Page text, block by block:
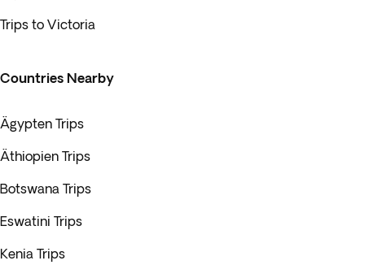
Trips to Victoria
Countries Nearby
Ägypten Trips
Äthiopien Trips
Botswana Trips
Eswatini Trips
Kenia Trips